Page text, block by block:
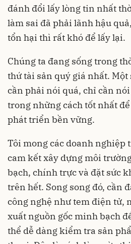
đánh đổi lấy lòng tin nhất
làm sai đã phải lãnh hậu
tổn hại thì rất khó để lấy lại.
Chúng ta đang sống trong
thứ tài sản quý giá nhất.
cần phải nói quá, chỉ cần
trong những cách tốt nhất
phát triển bền vững.
Tôi mong các doanh nghiệp
cam kết xây dựng môi
bạch, chính trực và đặt sức
trên hết. Song song đó, cần
công nghệ như tem điện tử,
xuất nguồn gốc minh bạch
thể dễ dàng kiểm tra sản